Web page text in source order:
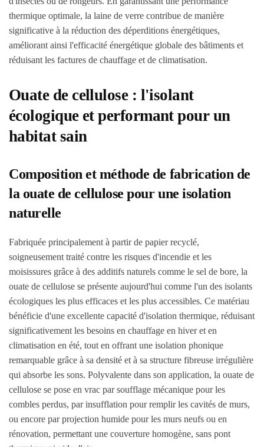
thermique optimale, la laine de verre contribue de manière
significative à la réduction des déperditions énergétiques,
améliorant ainsi l'efficacité énergétique globale des bâtiments et
réduisant les factures de chauffage et de climatisation.
Ouate de cellulose : l'isolant
écologique et performant pour un
habitat sain
Composition et méthode de fabrication de
la ouate de cellulose pour une isolation
naturelle
Fabriquée principalement à partir de papier recyclé,
soigneusement traité contre les risques d'incendie et les
moisissures grâce à des additifs naturels comme le sel de bore, la
ouate de cellulose se présente aujourd'hui comme l'un des isolants
écologiques les plus efficaces et les plus accessibles. Ce matériau
bénéficie d'une excellente capacité d'isolation thermique, réduisant
significativement les besoins en chauffage en hiver et en
climatisation en été, tout en offrant une isolation phonique
remarquable grâce à sa densité et à sa structure fibreuse irrégulière
qui absorbe les sons. Polyvalente dans son application, la ouate de
cellulose se pose en vrac par soufflage mécanique pour les
combles perdus, par insufflation pour remplir les cavités de murs,
ou encore par projection humide pour les murs neufs ou en
rénovation, permettant une couverture homogène, sans pont